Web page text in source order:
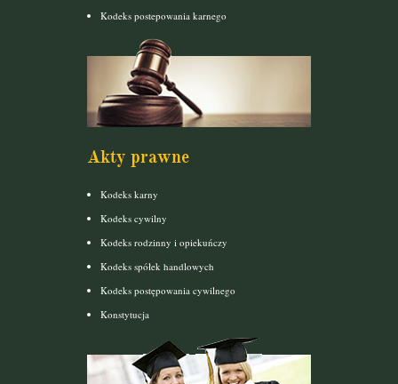
Kodeks postepowania karnego
Akty prawne
Kodeks karny
Kodeks cywilny
Kodeks rodzinny i opiekuńczy
Kodeks spółek handlowych
Kodeks postępowania cywilnego
Konstytucja